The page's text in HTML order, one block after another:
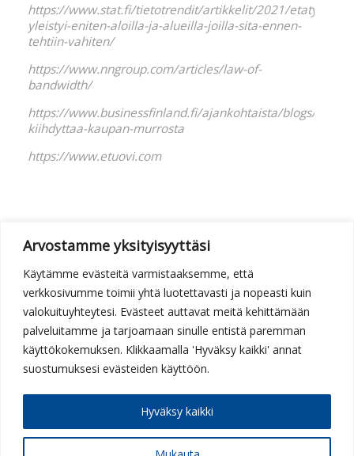
Arvostamme yksityisyyttäsi
Käytämme evästeitä varmistaaksemme, että
verkkosivumme toimii yhtä luotettavasti ja nopeasti kuin
valokuituyhteytesi. Evästeet auttavat meitä kehittämään
palveluitamme ja tarjoamaan sinulle entistä paremman
käyttökokemuksen. Klikkaamalla 'Hyväksy kaikki' annat
suostumuksesi evästeiden käyttöön.
Hyväksy kaikki
https://www.stat.fi/tietotrendit/artikkelit/2021/etatyo-
yleistyi-eniten-aloilla-ja-alueilla-joilla-sita-ennen-
tehtiin-vahiten/
https://www.nngroup.com/articles/law-of-
bandwidth/
https://www.businessfinland.fi/ajankohtaista/blogs/2020/
kiihdyttaa-kaupan-murrosta
https://www.etuovi.com
Härmäntie 2 | 92700 KESTILÄ